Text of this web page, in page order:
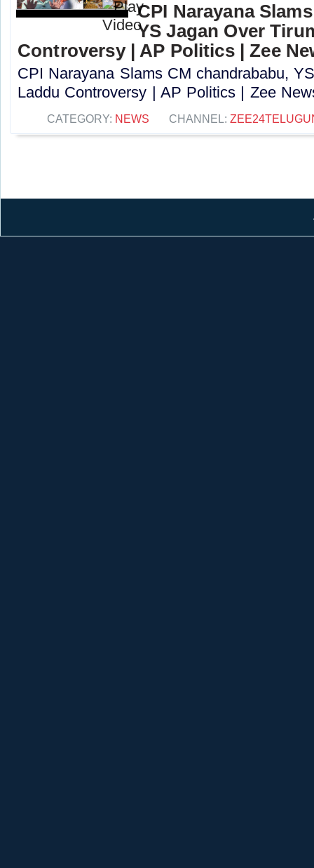
CPI Narayana
YS Jagan Over
Controversy | AP Politics | Zee
CPI Narayana Slams CM chandrababu,
Laddu Controversy | AP Politics | Zee
CATEGORY: NEWS CHANNEL: